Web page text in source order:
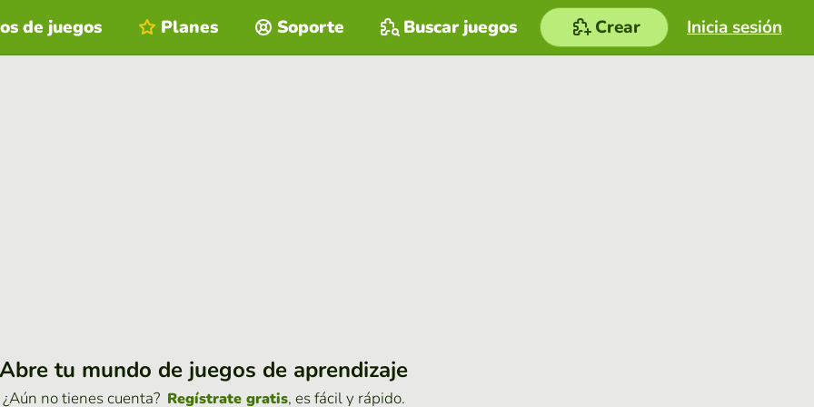
Inicia sesión
de juegos Planes Soporte Buscar juegos Crear
Abre tu mundo de juegos de aprendizaje
¿Aún no tienes cuenta? Regístrate gratis, es fácil y rápido.